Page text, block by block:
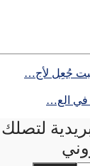
جُعِل لأج…
في الع…